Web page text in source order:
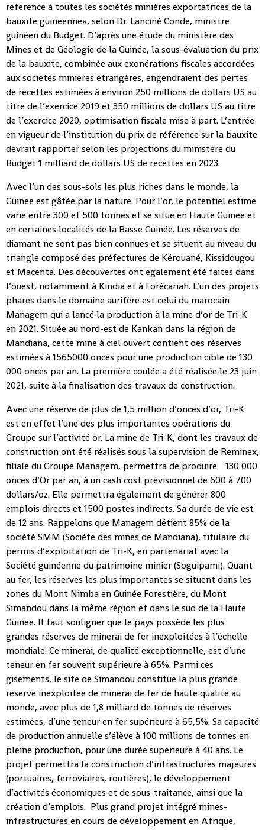
référence à toutes les sociétés minières exportatrices de la
bauxite guinéenne», selon Dr. Lanciné Condé, ministre
guinéen du Budget. D’après une étude du ministère des
Mines et de Géologie de la Guinée, la sous-évaluation du prix
de la bauxite, combinée aux exonérations fiscales accordées
aux sociétés minières étrangères, engendraient des pertes
de recettes estimées à environ 250 millions de dollars US au
titre de l’exercice 2019 et 350 millions de dollars US au titre
de l’exercice 2020, optimisation fiscale mise à part. L’entrée
en vigueur de l’institution du prix de référence sur la bauxite
devrait rapporter selon les projections du ministère du
Budget 1 milliard de dollars US de recettes en 2023.
Avec l’un des sous-sols les plus riches dans le monde, la
Guinée est gâtée par la nature. Pour l’or, le potentiel estimé
varie entre 300 et 500 tonnes et se situe en Haute Guinée et
en certaines localités de la Basse Guinée. Les réserves de
diamant ne sont pas bien connues et se situent au niveau du
triangle composé des préfectures de Kérouané, Kissidougou
et Macenta. Des découvertes ont également été faites dans
l’ouest, notamment à Kindia et à Forécariah. L’un des projets
phares dans le domaine aurifère est celui du marocain
Managem qui a lancé la production à la mine d’or de Tri-K
en 2021. Située au nord-est de Kankan dans la région de
Mandiana, cette mine à ciel ouvert contient des réserves
estimées à 1565000 onces pour une production cible de 130
000 onces par an. La première coulée a été réalisée le 23 juin
2021, suite à la finalisation des travaux de construction.
Avec une réserve de plus de 1,5 million d’onces d’or, Tri-K
est en effet l’une des plus importantes opérations du
Groupe sur l’activité or. La mine de Tri-K, dont les travaux de
construction ont été réalisés sous la supervision de Reminex,
filiale du Groupe Managem, permettra de produire 130 000
onces d’Or par an, à un cash cost prévisionnel de 600 à 700
dollars/oz. Elle permettra également de générer 800
emplois directs et 1500 postes indirects. Sa durée de vie est
de 12 ans. Rappelons que Managem détient 85% de la
société SMM (Société des mines de Mandiana), titulaire du
permis d’exploitation de Tri-K, en partenariat avec la
Société guinéenne du patrimoine minier (Soguipami). Quant
au fer, les réserves les plus importantes se situent dans les
zones du Mont Nimba en Guinée Forestière, du Mont
Simandou dans la même région et dans le sud de la Haute
Guinée. Il faut souligner que le pays possède les plus
grandes réserves de minerai de fer inexploitées à l’échelle
mondiale. Ce minerai, de qualité exceptionnelle, est d’une
teneur en fer souvent supérieure à 65%. Parmi ces
gisements, le site de Simandou constitue la plus grande
réserve inexploitée de minerai de fer de haute qualité au
monde, avec plus de 1,8 milliard de tonnes de réserves
estimées, d’une teneur en fer supérieure à 65,5%. Sa capacité
de production annuelle s’élève à 100 millions de tonnes en
pleine production, pour une durée supérieure à 40 ans. Le
projet permettra la construction d’infrastructures majeures
(portuaires, ferroviaires, routières), le développement
d’activités économiques et de sous-traitance, ainsi que la
création d’emplois. Plus grand projet intégré mines-
infrastructures en cours de développement en Afrique,